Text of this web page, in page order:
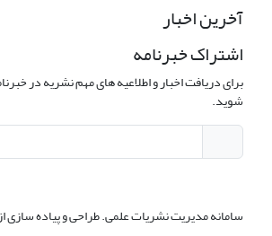
آخرین اخبار
اشتراک خبرنامه
برای دریافت اخبار و اطلاعیه های مهم نشریه در
شوید.
سامانه مدیریت نشریات علمی.طراحی و پیاده سازی